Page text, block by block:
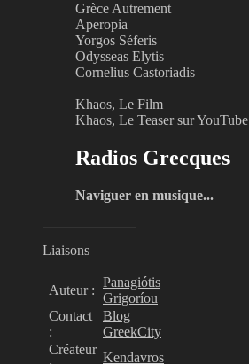
Grèce Autrement
Aperopia
Yorgos Séferis
Odysseas Elytis
Cornelius Castoriadis
Khaos, Le Film
Khaos, Le Teaser sur YouTube
Radios Grecques
Naviguer en musique...
Liaisons
Auteur :
Panagiótis
Grigoríou
Contact
:
Blog
GreekCity
Créateur
Kendavros